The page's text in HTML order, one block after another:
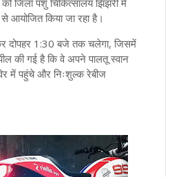
जिला पशु चिकित्सालय झिंझरी में
से आयोजित किया जा रहा है।
दोपहर 1:30 बजे तक चलेगा, जिसमें
की गई है कि वे अपने पालतू स्वान
में पहुंचे और निःशुल्क रेबीज